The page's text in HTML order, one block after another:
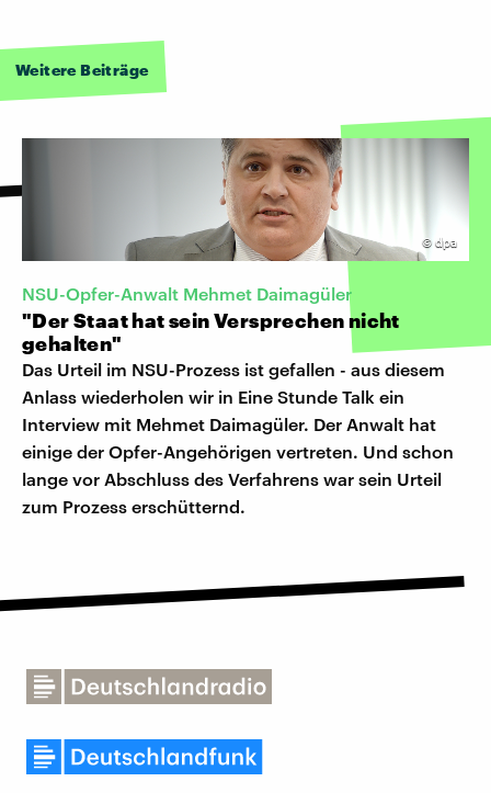
Weitere Beiträge
© dpa
NSU-Opfer-Anwalt Mehmet Daimagüler
"Der Staat hat sein Versprechen nicht
gehalten"
Das Urteil im NSU-Prozess ist gefallen - aus diesem
Anlass wiederholen wir in Eine Stunde Talk ein
Interview mit Mehmet Daimagüler. Der Anwalt hat
einige der Opfer-Angehörigen vertreten. Und schon
lange vor Abschluss des Verfahrens war sein Urteil
zum Prozess erschütternd.